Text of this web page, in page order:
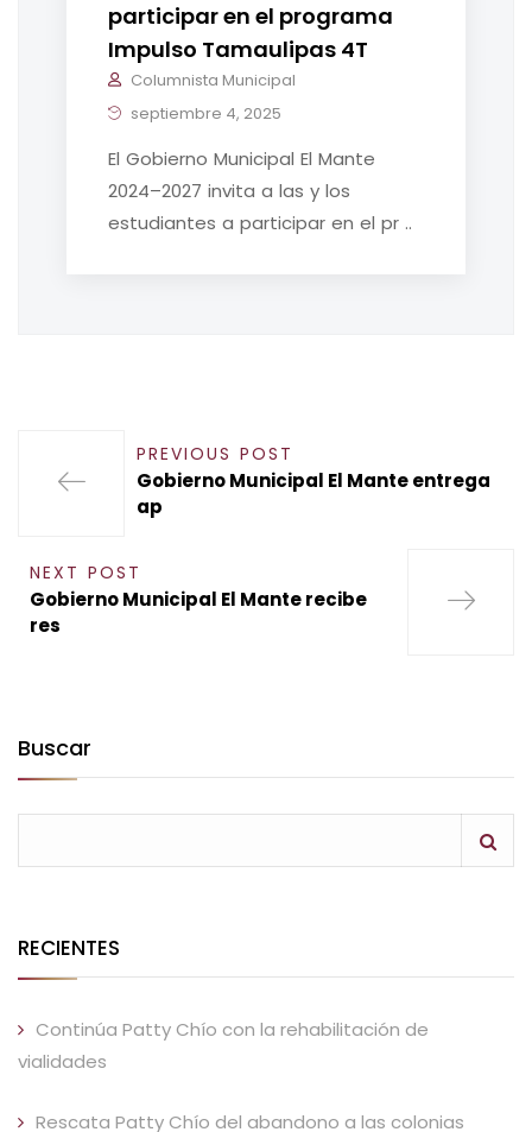
participar en el programa
Impulso Tamaulipas 4T
Columnista Municipal
septiembre 4, 2025
El Gobierno Municipal El Mante
2024–2027 invita a las y los
estudiantes a participar en el pr ..
PREVIOUS POST
Gobierno Municipal El Mante entrega
ap
NEXT POST
Gobierno Municipal El Mante recibe
res
Buscar
RECIENTES
Continúa Patty Chío con la rehabilitación de
vialidades
Rescata Patty Chío del abandono a las colonias